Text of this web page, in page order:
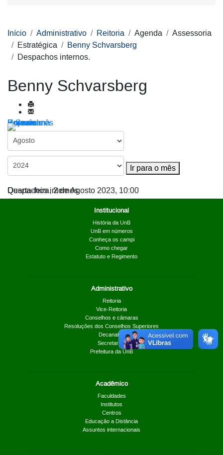
Início Administrativo Reitoria Agenda
Assessoria
Estratégica
Benny Schvarsberg
Despachos internos.
Benny Schvarsberg
Por ano
Por mês
Por semana
Hoje
Ir para o mês
Ir para o mês
Despachos internos.
Quarta-feira, 2 de Agosto 2023, 10:00
Institucional
História da UnB
UnB em números
Conheça os campi
Como chegar
Estatuto e Regimento
Administrativo
Reitoria
Vice-Reitoria
Conselhos e câmaras
Resoluções dos Conselhos Superiores
Decanatos
Secretarias
Prefeitura da UnB
Acadêmico
Faculdades
Institutos
Centros
Educação a Distância
Assuntos internacionais